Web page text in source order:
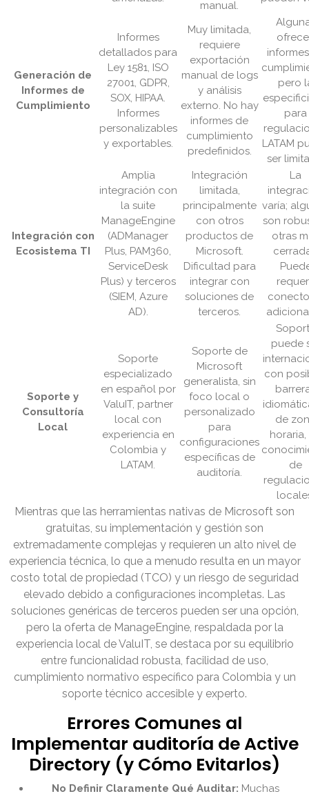
manual.
Generación de
Informes de
Cumplimiento
Informes
detallados para
Ley 1581, ISO
27001, GDPR,
SOX, HIPAA.
Informes
personalizables
y exportables.
Muy limitada,
requiere
exportación
manual de logs
y análisis
externo. No hay
informes de
cumplimiento
predefinidos.
pero
para
LATAM
ser
Integración con
Ecosistema TI
Amplia
integración con
la suite
ManageEngine
(ADManager
Plus, PAM360,
ServiceDesk
Plus) y terceros
(SIEM, Azure
AD).
Integración
limitada,
principalmente
con otros
productos de
Microsoft.
Dificultad para
integrar con
soluciones de
terceros.
La
varía;
son
otras
Soporte y
Consultoría
Local
Soporte
especializado
en español por
ValuIT, partner
local con
experiencia en
Colombia y
LATAM.
Soporte de
Microsoft
generalista, sin
foco local o
personalizado
para
configuraciones
específicas de
auditoría.
puede
con
de
horaria,
de
Mientras que las herramientas nativas de Microsoft son
gratuitas, su implementación y gestión son
extremadamente complejas y requieren un alto nivel de
experiencia técnica, lo que a menudo resulta en un mayor
costo total de propiedad (TCO) y un riesgo de seguridad
elevado debido a configuraciones incompletas. Las
soluciones genéricas de terceros pueden ser una opción,
pero la oferta de ManageEngine, respaldada por la
experiencia local de ValuIT, se destaca por su equilibrio
entre funcionalidad robusta, facilidad de uso,
cumplimiento normativo específico para Colombia y un
soporte técnico accesible y experto.
Errores Comunes al
Implementar auditoría de Active
Directory (y Cómo Evitarlos)
No Definir Claramente Qué Auditar: Muchas